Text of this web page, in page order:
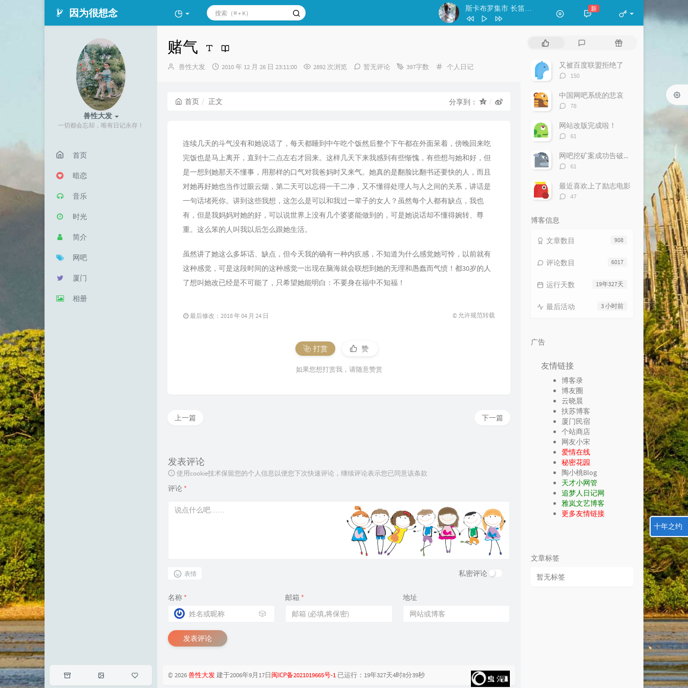
因为很想念
3 斯卡布罗集市 长笛（轻吹版） 天易
新
兽性大发
一切都会忘却，唯有日记永存！
首页
暗恋
音乐
时光
简介
网吧
厦门
相册
赌气
博
兽性大发
发
2010 年 12 月 26 日 23:11:00 2892 次浏览 暂无评论 397字数
分
个人日记
首页 正文 分享到：
连续几天的斗气没有和她说话了，每天都睡到中午吃个饭然后整个下午都在外面呆着，傍晚回来吃
完饭也是马上离开，直到十二点左右才回来。这样几天下来我感到有些惭愧，有些想与她和好，但
是一想到她那天不懂事，用那样的口气对我爸妈时又来气。她真的是翻脸比翻书还要快的人，而且
对她再好她也当作过眼云烟，第二天可以忘得一干二净，又不懂得处理人与人之间的关系，讲话是
一句话堵死你。讲到这些我想，这怎么是可以和我过一辈子的女人？虽然每个人都有缺点，我也
有，但是我妈妈对她的好，可以说世界上没有几个婆婆能做到的，可是她说话却不懂得婉转、尊
重。这么笨的人叫我以后怎么跟她生活。
虽然讲了她这么多坏话、缺点，但今天我的确有一种内疚感，不知道为什么感觉她可怜，以前就有
这种感觉，可是这段时间的这种感觉一出现在脑海就会联想到她的无理和愚蠢而气愤！都30岁的人
了想叫她改已经是不可能了，只希望她能明白：不要身在福中不知福！
最后修改：2018 年 04 月 24 日 © 允许规范转载
打赏 赞
如果您想打赏我，请随意赞赏
下一篇
上一篇
发表评论
使用cookie技术保留您的个人信息以便您下次快速评论，继续评论表示您已同意该条款
评论 *
表情 私密评论
名称 *
🎲
邮箱 * 地址
发表评论
评
随
文
又被百度联盟拒绝了
评
数：
150
中国网吧系统的悲哀
评
数：
78
网站改版完成啦！
评
数：
61
网吧挖矿案成功告破—网吧巨卡老板报警
评
数：
61
最近喜欢上了励志电影
评
47
博客信息
908
文章数目
6017
评论数目
19年327天
运行天数
3 小时前
最后活动
广告
友情链接
博客录
博友圈
云晓晨
扶苏博客
厦门民宿
个站商店
网友小宋
爱情在线
秘密花园
陶小桃Blog
天才小网管
追梦人日记网
雅岚文艺博客
更多友情链接
文章标签
暂无标签
十年之约
© 2026兽性大发建于2006年9月17日闽ICP备2021019665号-1 已运行： 19年327天4时8分40秒